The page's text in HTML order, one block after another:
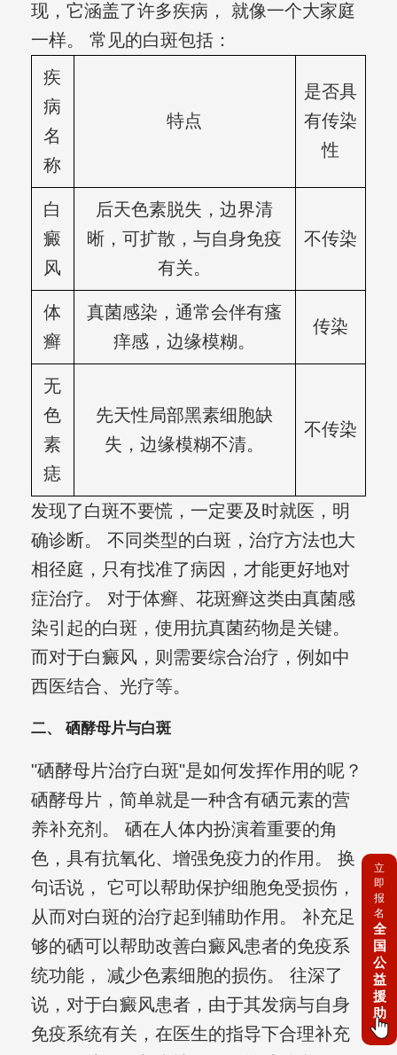
现，它涵盖了许多疾病， 就像一个大家庭
一样。 常见的白斑包括：
疾
病
名
称
特点
是否具
有传染
性
白
癜
风
后天色素脱失，边界清
晰，可扩散，与自身免疫
有关。
不传染
体
癣
真菌感染，通常会伴有瘙
痒感，边缘模糊。
传染
无
色
素
痣
先天性局部黑素细胞缺
失，边缘模糊不清。
不传染
发现了白斑不要慌，一定要及时就医，明
确诊断。 不同类型的白斑，治疗方法也大
相径庭，只有找准了病因，才能更好地对
症治疗。 对于体癣、花斑癣这类由真菌感
染引起的白斑，使用抗真菌药物是关键。
而对于白癜风，则需要综合治疗，例如中
西医结合、光疗等。
二、 硒酵母片与白斑
"硒酵母片治疗白斑"是如何发挥作用的呢？
硒酵母片，简单就是一种含有硒元素的营
养补充剂。 硒在人体内扮演着重要的角
色，具有抗氧化、增强免疫力的作用。 换
句话说， 它可以帮助保护细胞免受损伤，
从而对白斑的治疗起到辅助作用。 补充足
够的硒可以帮助改善白癜风患者的免疫系
统功能， 减少色素细胞的损伤。 往深了
说，对于白癜风患者，由于其发病与自身
免疫系统有关，在医生的指导下合理补充
立
即
报
名
全
国
公
益
援
助